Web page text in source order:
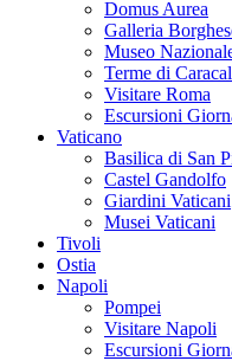
Domus Aurea
Galleria
Museo
Terme di
Visitare Roma
Escursioni
Vaticano
Basilica di San
Castel Gandolfo
Giardini Vaticani
Musei Vaticani
Tivoli
Ostia
Napoli
Pompei
Visitare Napoli
Escursioni